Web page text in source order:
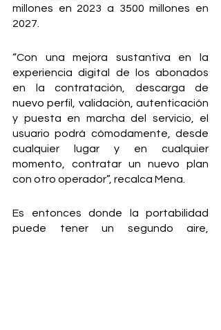
millones en 2023 a 3500 millones en
2027.
“Con una mejora sustantiva en la
experiencia digital de los abonados
en la contratación, descarga de
nuevo perfil, validación, autenticación
y puesta en marcha del servicio, el
usuario podrá cómodamente, desde
cualquier lugar y en cualquier
momento, contratar un nuevo plan
con otro operador”, recalca Mena.
Es entonces donde la portabilidad
puede tener un segundo aire,